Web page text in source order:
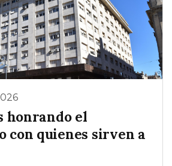
honrando el
con quienes sirven a